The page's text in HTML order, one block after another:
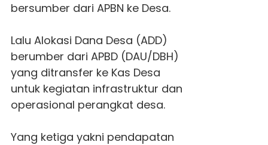
bersumber dari APBN ke Desa.
Lalu Alokasi Dana Desa (ADD)
berumber dari APBD (DAU/DBH)
yang ditransfer ke Kas Desa
untuk kegiatan infrastruktur dan
operasional perangkat desa.
Yang ketiga yakni pendapatan